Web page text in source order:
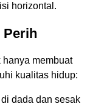
horizontal.
Perih
membuat
kualitas hidup:
dada dan sesak